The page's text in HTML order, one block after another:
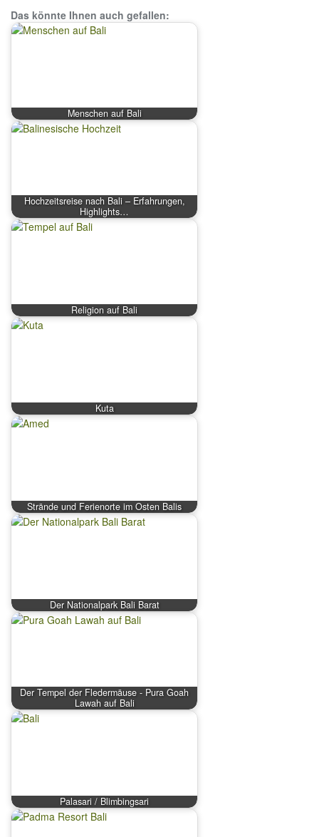
Das könnte Ihnen auch gefallen:
Menschen auf Bali
Hochzeitsreise nach Bali – Erfahrungen,
Highlights…
Religion auf Bali
Kuta
Strände und Ferienorte im Osten Balis
Der Nationalpark Bali Barat
Der Tempel der Fledermäuse - Pura Goah
Lawah auf Bali
Palasari / Blimbingsari